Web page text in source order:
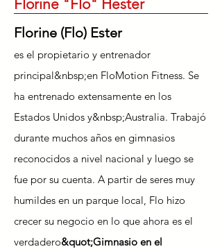
Florine "Flo" Hester
Florine (Flo) Ester
es el propietario y entrenador
principal&nbsp;en FloMotion Fitness. Se
ha entrenado extensamente en los
Estados Unidos y&nbsp;Australia. Trabajó
durante muchos años en gimnasios
reconocidos a nivel nacional y luego se
fue por su cuenta. A partir de seres muy
humildes en un parque local, Flo hizo
crecer su negocio en lo que ahora es el
verdadero&quot;Gimnasio en el